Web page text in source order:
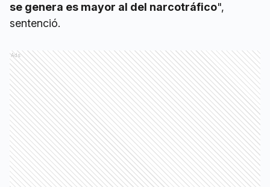
se genera es mayor al del narcotráfico",
sentenció.
Ads